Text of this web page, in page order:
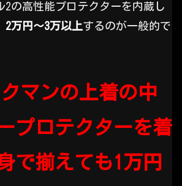
2の高性能プロテクターを内蔵し
2万円～3万以上するのが一般的で
マンの上着の中
プロテクターを着
で揃えても1万円